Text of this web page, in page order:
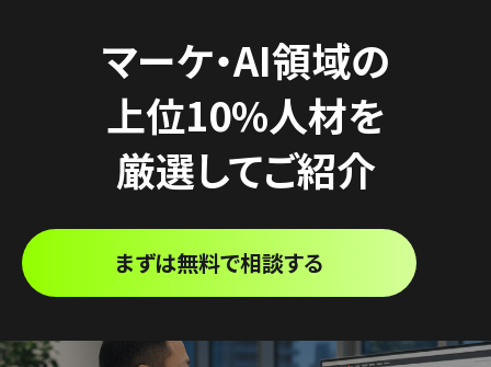
マーケ・AI領域の
上位10%人材を
厳選してご紹介
まずは無料で相談する